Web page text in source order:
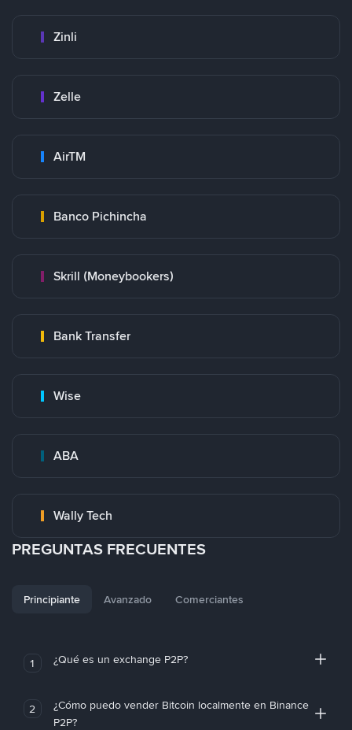
Zinli
Zelle
AirTM
Banco Pichincha
Skrill (Moneybookers)
Bank Transfer
Wise
ABA
Wally Tech
PREGUNTAS FRECUENTES
Principiante Avanzado Comerciantes
1 ¿Qué es un exchange P2P?
2
¿Cómo puedo vender Bitcoin localmente en Binance
P2P?